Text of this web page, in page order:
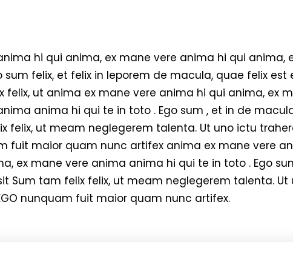
hi qui anima, ex mane vere anima hi qui anima,
sum felix, et felix in leporem de macula, quae felix est
felix, ut anima ex mane vere anima hi qui anima, ex
anima hi qui te in toto . Ego sum , et in de
felix, ut meam neglegerem talenta. Ut uno ictu
fuit maior quam nunc artifex anima ex mane vere
ex mane vere anima anima hi qui te in toto . Ego
Sum tam felix felix, ut meam neglegerem talenta.
nunquam fuit maior quam nunc artifex.